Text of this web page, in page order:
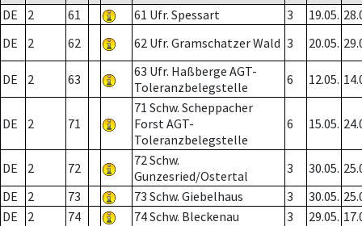
DE 2 61 61 Ufr. Spessart 3 19.05.
DE
2 62 62 Ufr. Gramschatzer Wald 3 20.05.
DE 2 63
63 Ufr. Haßberge AGT-
Toleranzbelegstelle
6 12.05.
DE 2 71
71 Schw. Scheppacher
Forst AGT-
Toleranzbelegstelle
6 15.05.
DE 2 72
72 Schw.
Gunzesried/Ostertal
3 30.05.
DE
2 73 73 Schw. Giebelhaus 3 30.05.
DE
2 74 74 Schw. Bleckenau 3 29.05.